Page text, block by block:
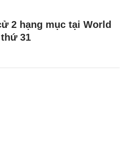
2 hạng mục tại World
31